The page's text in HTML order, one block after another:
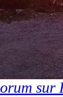
sur